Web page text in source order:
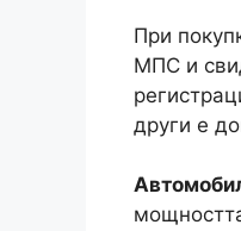
При
МПС и
други е